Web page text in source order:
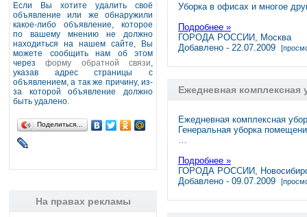
Если Вы хотите удалить своё
объявление или же обнаружили
какое-либо объявление, которое
по вашему мнению не должно
находиться на нашем сайте, Вы
можете сообщить нам об этом
черезформу обратной связи,
указав адрес страницы с
объявлением, а так же причину, из-
за которой объявление должно
быть удалено.
Поделиться…
На правах рекламы
Уборка в офисах и многое
Подробнее »
ГОРОДА РОССИИ, Москва
Добавлено - 22.07.2009
Ежедневная
Ежедневная комплексная
Генеральная уборка
…
Подробнее »
ГОРОДА РОССИИ,
Добавлено - 09.07.2009